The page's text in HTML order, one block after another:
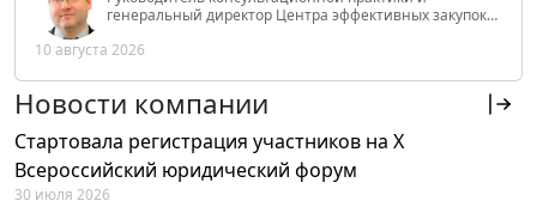
генеральный директор Центра эффективных закупок
РФ
10 августа 2026
Новости компании
Стартовала регистрация участников на X
Всероссийский юридический форум
30 июля 2026